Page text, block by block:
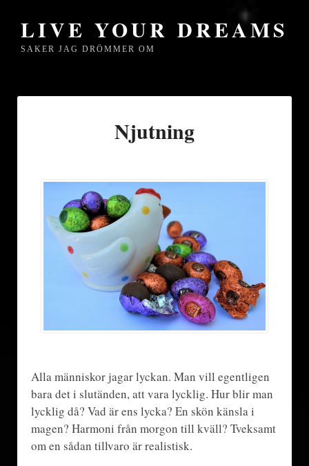
LIVE YOUR DREAMS
SAKER JAG DRÖMMER OM
Njutning
Alla människor jagar lyckan. Man vill egentligen
bara det i slutänden, att vara lycklig. Hur blir man
lycklig då? Vad är ens lycka? En skön känsla i
magen? Harmoni från morgon till kväll? Tveksamt
om en sådan tillvaro är realistisk.